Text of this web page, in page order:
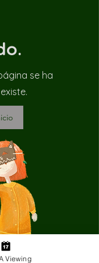
se ha
Viewing